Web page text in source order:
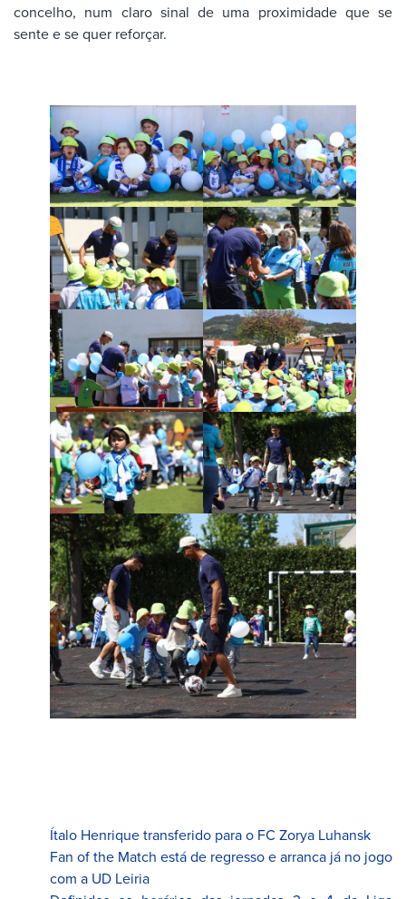
concelho, num claro sinal de uma proximidade que se
sente e se quer reforçar.
Ítalo Henrique transferido para o FC Zorya Luhansk
Fan of the Match está de regresso e arranca já no jogo
com a UD Leiria